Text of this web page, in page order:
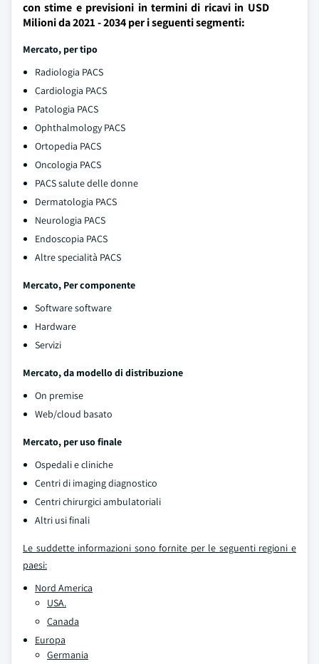
con stime e previsioni in termini di ricavi in USD
Milioni da 2021 - 2034 per i seguenti segmenti:
Mercato, per tipo
Radiologia PACS
Cardiologia PACS
Patologia PACS
Ophthalmology PACS
Ortopedia PACS
Oncologia PACS
PACS salute delle donne
Dermatologia PACS
Neurologia PACS
Endoscopia PACS
Altre specialità PACS
Mercato, Per componente
Software software
Hardware
Servizi
Mercato, da modello di distribuzione
On premise
Web/cloud basato
Mercato, per uso finale
Ospedali e cliniche
Centri di imaging diagnostico
Centri chirurgici ambulatoriali
Altri usi finali
Le suddette informazioni sono fornite per le seguenti regioni e
paesi:
Nord America
USA.
Canada
Europa
Germania